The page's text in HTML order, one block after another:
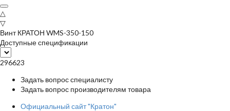
△
▽
Винт КРАТОН WMS-350-150
Доступные спецификации
296623
Задать вопрос специалисту
Задать вопрос производителям товара
Официальный сайт "Кратон"